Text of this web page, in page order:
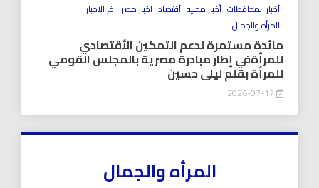
أخبار المحافظات أخبار محليه أقتصاد اخبار مصر اخر الاخبار
المرأه والجمال
مائدة مستمرة لدعم التمكين الأقتصادي
للمرأةفي إطار مبادرة مصرية بالمجلس القومي
للمرأة بقلم ليلى حسين
المرأه والجمال